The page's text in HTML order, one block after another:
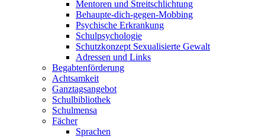
Mentoren und Streitschlichtung
Behaupte-dich-gegen-Mobbing
Psychische Erkrankung
Schulpsychologie
Schutzkonzept Sexualisierte Gewalt
Adressen und Links
Begabtenförderung
Achtsamkeit
Ganztagsangebot
Schulbibliothek
Schulmensa
Fächer
Sprachen